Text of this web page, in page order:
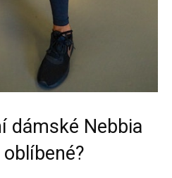
dámské Nebbia